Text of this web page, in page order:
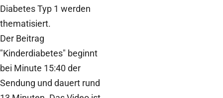
Diabetes Typ 1 werden
thematisiert.
Der Beitrag
"Kinderdiabetes" beginnt
bei Minute 15:40 der
Sendung und dauert rund